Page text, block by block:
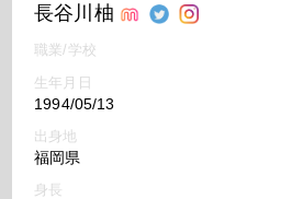
長谷川柚
職業/学校
生年月日
1994/05/13
出身地
福岡県
身長